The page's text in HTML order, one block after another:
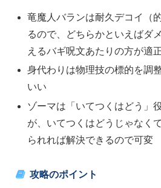
竜魔人バランは耐久デコイ（
るので、どちらかといえばダ
えるバギ呪文あたりの方が適
身代わりは物理技の標的を調
いい
ゾーマは「いてつくはどう」
が、いてつくはどうじゃなく
られれば解決できるので可変
攻略のポイント